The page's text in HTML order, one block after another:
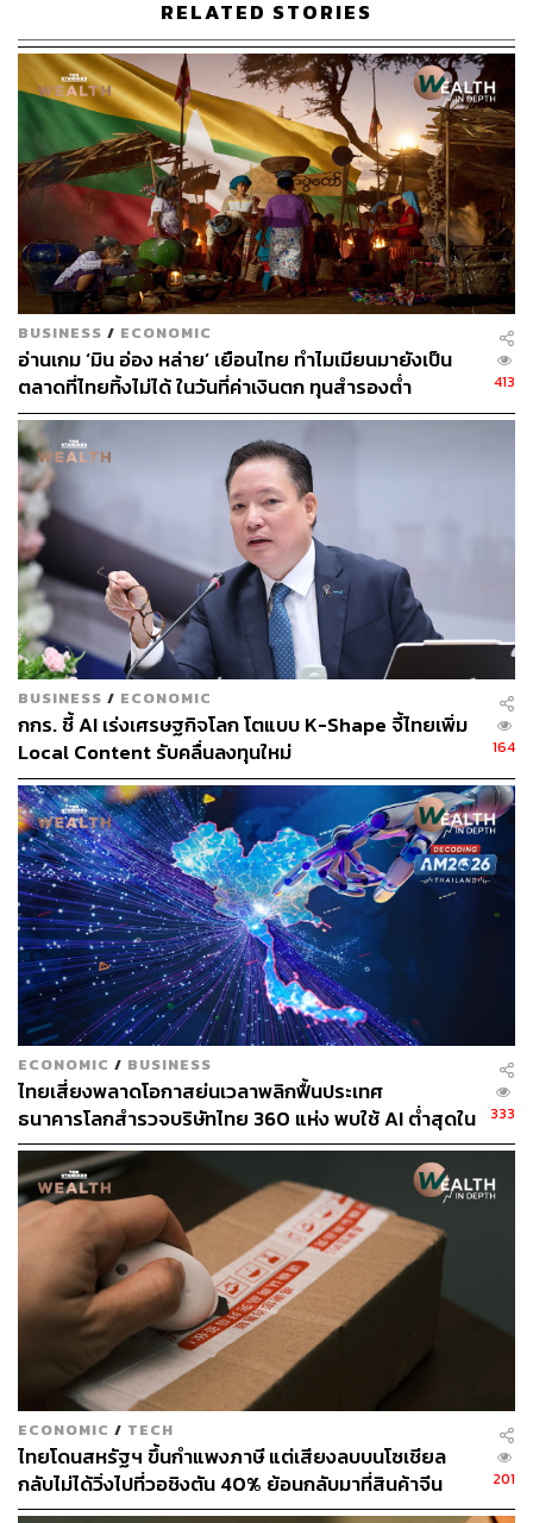
การเมืองไทยไม่นิ่ง ปัจจัยขัดขวางการอัปเกรดเครดิต
เรตติ้งประเทศ
Kim Eng Tan ให้สัมภาษณ์กับ THE STANDARD WEALTH
เกี่ยวกับสถานการณ์การเมืองไทยว่า ความไม่แน่นอน
ทางการเมืองปัจจุบัน ยังไม่ทำให้การจัดอันดับความน่าเชื่อถือ
แย่ลงในตอนนี้ แต่ก็เป็นอุปสรรคสำคัญที่ขัดขวางไม่ให้ไทย
ถูกปรับเพิ่มอันดับเครดิตให้ดีขึ้น
“อย่างไรก็ตาม หากสถานการณ์ความไม่มั่นคงทางการเมือง
ยืดเยื้อออกไปเป็นเวลานาน ก็อาจถึงจุดที่ปัจจัยนี้ฉุดรั้งอันดับ
ความน่าเชื่อถือให้ลดลงได้ในที่สุด แต่ ณ ปัจจุบันยังไม่ถึงขั้น
นั้น” Kim Eng Tan กล่าว
มอง ‘ภาษีทรัมป์’ ไม่น่าส่งผลต่ออันดับเครดิตไทย
Kim Eng Tan ยอมรับว่า หากสหรัฐฯ มีการเรียกเก็บภาษีนำ
เข้าสินค้าจากไทยในอัตราปัจจุบัน ตามที่มีการประกาศไปเมื่อ
เร็วๆ นี้ S&P อาจปรับลดประมาณการเติบโตทางเศรษฐกิจ
ของไทย เมื่อเทียบกับการคาดการณ์ปัจจุบัน โดยเฉพาะอย่าง
ยิ่งหากประเทศคู่แข่งได้รับอัตราภาษีที่ต่ำกว่า
อย่างไรก็ตาม S&P ประเมินว่า มาตรการภาษีศุลกากรของ
สหรัฐฯ ไม่น่าจะส่งผลโดยตรงให้ต้องมีการเปลี่ยนแปลงแนว
โน้มหรืออันดับความน่าเชื่อถือของรัฐบาลไทยในอนาคตอัน
ใกล้ เนื่องจากตัวชี้วัดโดยรวมของไทยยังคงมีความยืดหยุ่นสูง
ทั้งนี้ เมื่อเดือนมิถุนายน S&P คาดว่า ในปี 2568 และ 2569
เศรษฐกิจไทยจะเติบโตอยู่ที่ 2.3% และ 2.6% ตามลำดับ แต่ยัง
ต้องจับตาความไม่แน่นอนจากภายนอก โดยเฉพาะนโยบาย
การจัดเก็บภาษีศุลกากรตอบโต้ (Reciprocal Tariff) ของ
สหรัฐฯ
ห่วงโครงสร้างส่งออกไทยกดศักยภาพโตระยะยาว
Kim Eng Tan แสดงความเห็นว่า การเติบโตทางเศรษฐกิจที่
แข็งแกร่งของบางประเทศในภูมิภาคช่วง 10-20 ปีที่ผ่านมา มี
ปัจจัยสำคัญมาจากการส่งออกสินค้าอิเล็กทรอนิกส์มูลค่าสูง
เช่น เซมิคอนดักเตอร์ สมาร์ทโฟน แล็ปท็อประดับสูง
ในกรณีของประเทศไทย แม้ปัจจุบันจะมีการส่งออกอุปกรณ์
โทรคมนาคมจำนวนหนึ่ง ซึ่งรวมถึงโทรศัพท์มือถือ แต่ S&P
ชี้ให้เห็นว่า การส่งออกส่วนใหญ่ยังคงเป็นฮาร์ดดิสก์ไดรฟ์ ซึ่ง
ความต้องการในอนาคตคาดว่าจะไม่แข็งแกร่ง และยังคง
เผชิญกับแรงกดดันด้านราคาขาลงอย่างต่อเนื่อง
S&P ประเมินว่า สถานการณ์นี้สะท้อนว่าในช่วง 20 ปีที่ผ่าน
มา ประเทศไทยอาจยังไม่สามารถดึงดูดการส่งออกที่มีมูลค่า
สูงได้มากเท่ากับประเทศเพื่อนบ้านบางประเทศ ซึ่งเป็นหนึ่งใน
สาเหตุที่ทำให้การเติบโตทางเศรษฐกิจของไทยไม่แข็งแกร่ง
RELATED STORIES
BUSINESS / ECONOMIC
อ่านเกม ‘มิน อ่อง หล่าย’ เยือนไทย ทำไมเมียนมายังเป็น
ตลาดที่ไทยทิ้งไม่ได้ ในวันที่ค่าเงินตก ทุนสำรองต่ำ
413
BUSINESS / ECONOMIC
กกร. ชี้ AI เร่งเศรษฐกิจโลก โตแบบ K-Shape จี้ไทยเพิ่ม
Local Content รับคลื่นลงทุนใหม่
164
ECONOMIC / BUSINESS
ไทยเสี่ยงพลาดโอกาสย่นเวลาพลิกฟื้นประเทศ
ธนาคารโลกสำรวจบริษัทไทย 360 แห่ง พบใช้ AI ต่ำสุดใน
กลุ่ม ตามหลังเคนยาและไนจีเรียเกือบ 4 เท่า
333
ECONOMIC / TECH
ไทยโดนสหรัฐฯ ขึ้นกำแพงภาษี แต่เสียงลบบนโซเชียล
กลับไม่ได้วิ่งไปที่วอชิงตัน 40% ย้อนกลับมาที่สินค้าจีน
ราคาถูกที่ทะลักจน SME ไทยสู้ไม่ไหว
201